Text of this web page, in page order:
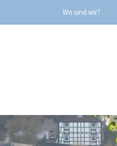
Wo sind wir?